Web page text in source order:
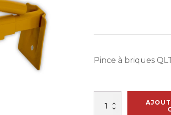
Pince à briques